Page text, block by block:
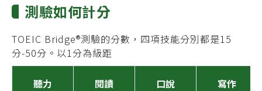
測驗如何計分
TOEIC Bridge®測驗的分數，四項技能分別都是15
分-50分。以1分為級距
聽力 閱讀 口說 寫作